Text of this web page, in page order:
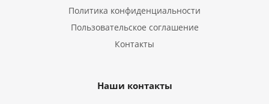
Политика конфиденциальности
Пользовательское соглашение
Контакты
Наши контакты